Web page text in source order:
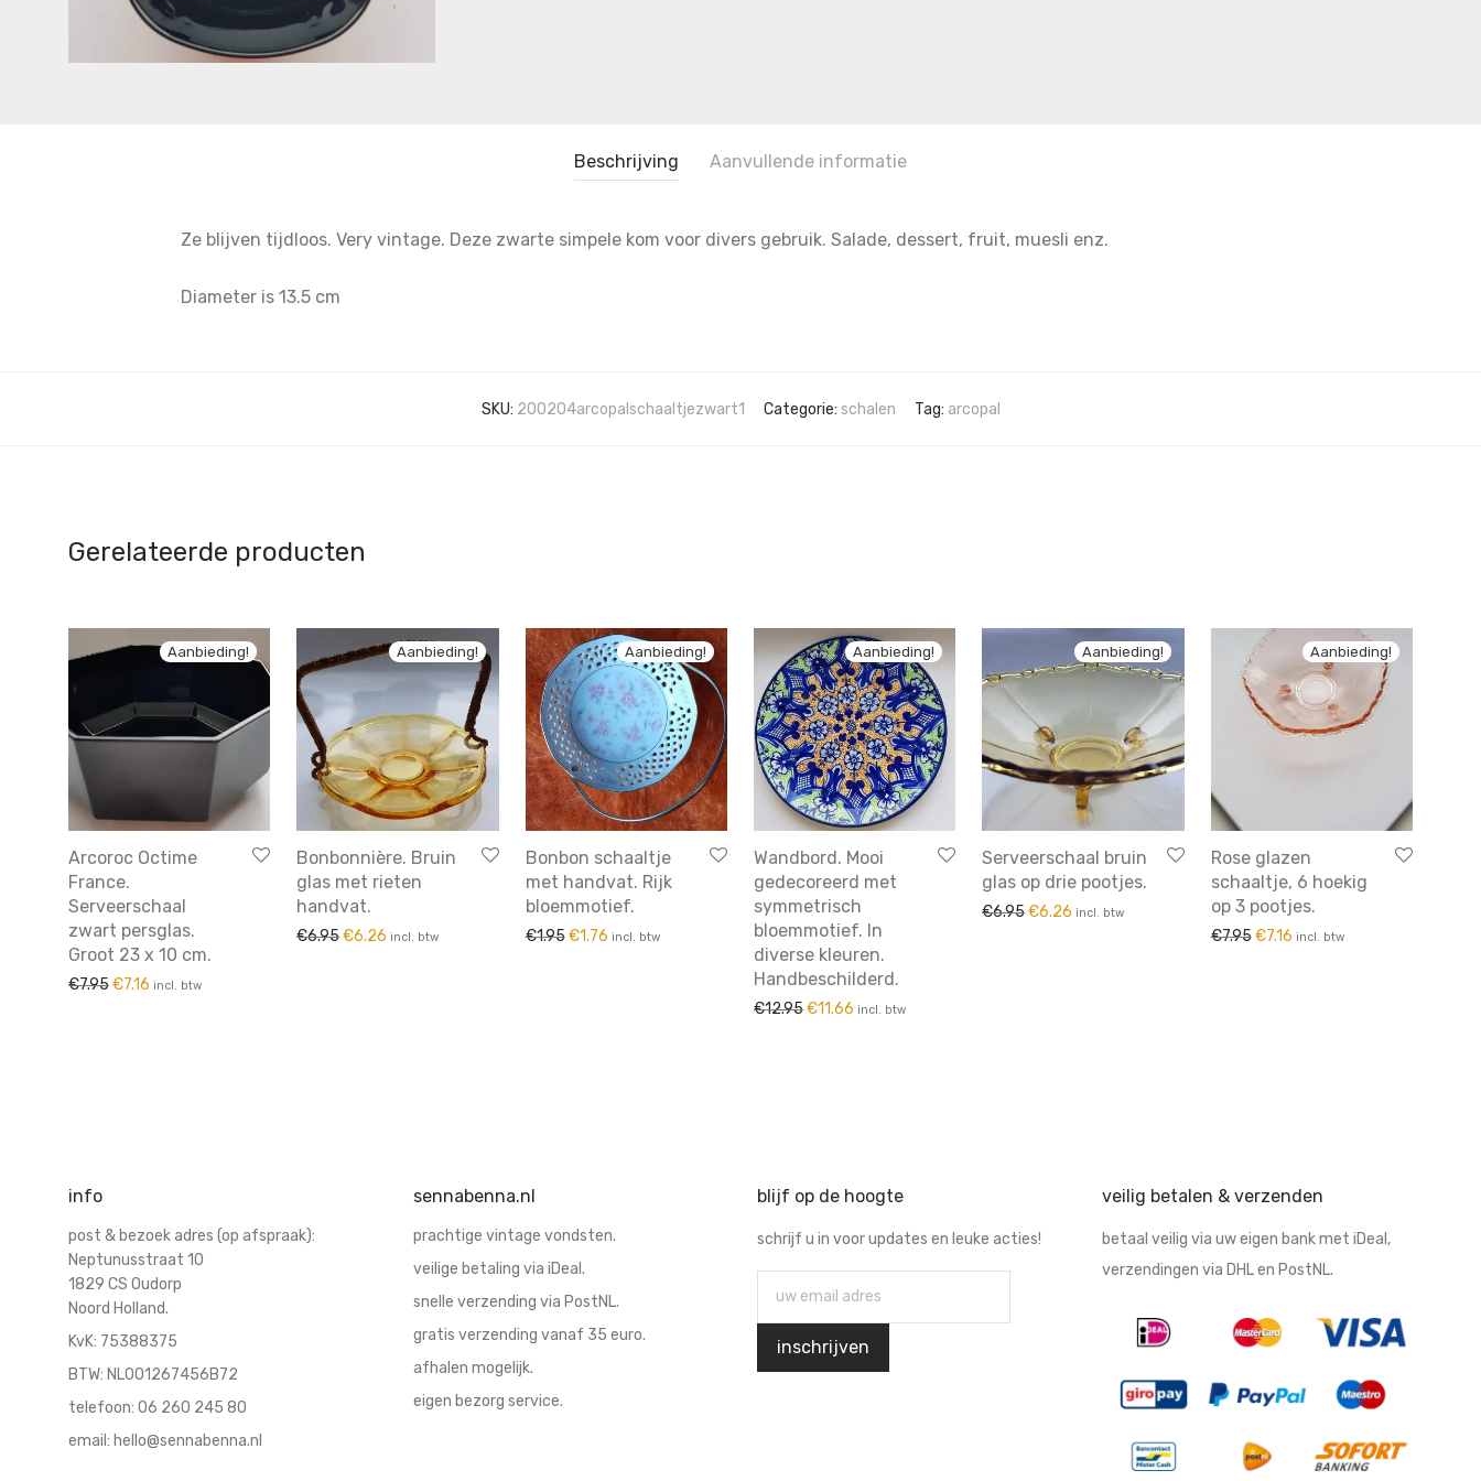
Beschrijving Aanvullende informatie
Ze blijven tijdloos. Very vintage. Deze zwarte simpele kom voor divers gebruik. Salade, dessert, fruit, muesli enz.
Diameter is 13.5 cm
SKU: 200204arcopalschaaltjezwart1 Categorie: schalen Tag: arcopal
Gerelateerde producten
Aanbieding!
Arcoroc Octime
France.
Serveerschaal
zwart persglas.
Groot 23 x 10 cm.
€7.95Oorspronkelijke prijs was: €7.95.
€7.16 Huidige prijs is: €7.16.
incl. btw
Aanbieding!
Bonbonnière. Bruin
glas met rieten
handvat.
€6.95Oorspronkelijke prijs was: €6.95.
€6.26 Huidige prijs is: €6.26.
incl. btw
Aanbieding!
Bonbon schaaltje
met handvat. Rijk
bloemmotief.
€1.95Oorspronkelijke prijs was: €1.95.
€1.76Huidige prijs is: €1.76.
incl. btw
Aanbieding!
Wandbord. Mooi
gedecoreerd met
symmetrisch
bloemmotief. In
diverse kleuren.
Handbeschilderd.
€12.95Oorspronkelijke prijs was: €12.95.
€11.66Huidige prijs is: €11.66.
incl. btw
Aanbieding!
Serveerschaal bruin
glas op drie pootjes.
€6.95Oorspronkelijke prijs was: €6.95.
€6.26 Huidige prijs is: €6.26.
incl. btw
Aanbieding!
Rose glazen
schaaltje, 6 hoekig
op 3 pootjes.
€7.95Oorspronkelijke prijs was: €7.95.
€7.16Huidige prijs is: €7.16.
incl. btw
info
post & bezoek adres (op afspraak):
Neptunusstraat 10
1829 CS Oudorp
Noord Holland.
KvK: 75388375
BTW: NL001267456B72
telefoon: 06 260 245 80
email: hello@sennabenna.nl
sennabenna.nl
prachtige vintage vondsten.
veilige betaling via iDeal.
snelle verzending via PostNL.
gratis verzending vanaf 35 euro.
afhalen mogelijk.
eigen bezorg service.
blijf op de hoogte
schrijf u in voor updates en leuke acties!
veilig betalen & verzenden
betaal veilig via uw eigen bank met iDeal,
verzendingen via DHL en PostNL.